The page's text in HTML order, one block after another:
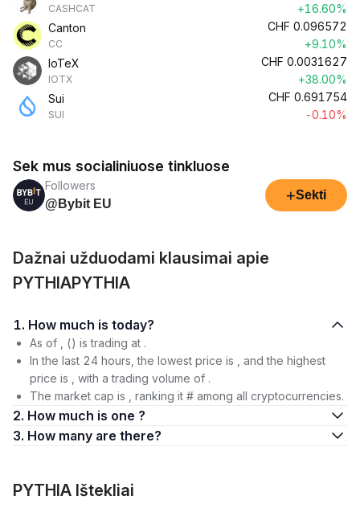
CASHCAT
+16.60%
Canton
CC
CHF 0.096572
+9.10%
IoTeX
IOTX
CHF 0.0031627
+38.00%
Sui
SUI
CHF 0.691754
-0.10%
Sek mus socialiniuose tinkluose
Followers
@Bybit EU
+Sekti
Dažnai užduodami klausimai apie
PYTHIAPYTHIA
1. How much is today?
As of , () is trading at .
In the last 24 hours, the lowest price is , and the highest
price is , with a trading volume of .
The market cap is , ranking it # among all cryptocurrencies.
2. How much is one ?
3. How many are there?
PYTHIA Ištekliai